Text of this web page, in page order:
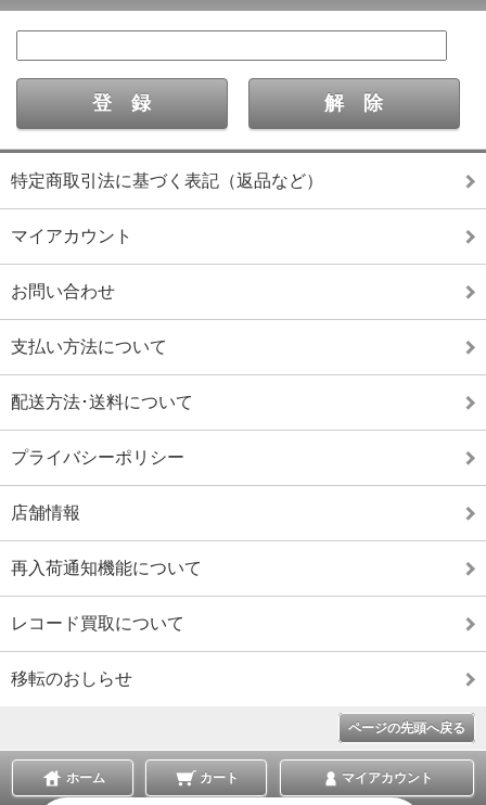
特定商取引法に基づく表記（返品など）
マイアカウント
お問い合わせ
支払い方法について
配送方法･送料について
プライバシーポリシー
店舗情報
再入荷通知機能について
レコード買取について
移転のおしらせ
ページの先頭へ戻る
ホーム カート マイアカウント